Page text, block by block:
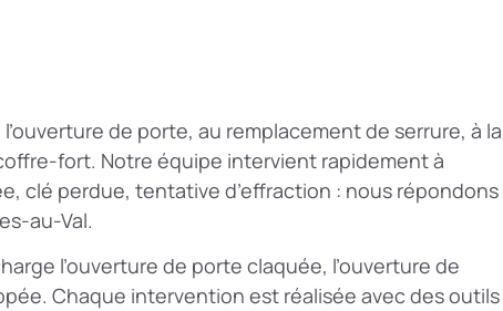
de porte, au remplacement de serrure, à la
fort. Notre équipe intervient rapidement à
clé perdue, tentative d’effraction : nous répondons
au-Val.
l’ouverture de porte claquée, l’ouverture de
Chaque intervention est réalisée avec des outils